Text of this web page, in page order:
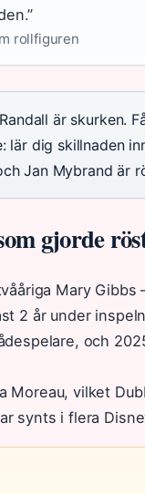
rollfiguren
är skurken.
lär dig skillnaden
Jan Mybrand är
gjorde
Mary
2 år under
och
Moreau, vilket
synts i flera